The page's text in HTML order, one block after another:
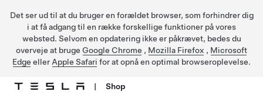
Det ser ud til at du bruger en forældet browser, som forhindrer dig
i at få adgang til en række forskellige funktioner på vores
websted. Selvom en opdatering ikke er påkrævet, bedes du
overveje at bruge Google Chrome , Mozilla Firefox , Microsoft
Edge eller Apple Safari for at opnå en optimal browseroplevelse.
| Shop